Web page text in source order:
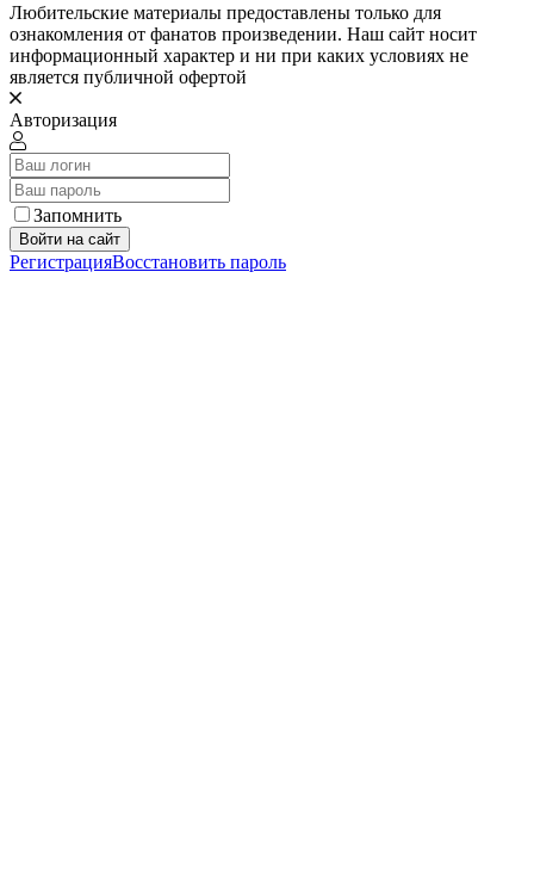
Любительские материалы предоставлены только для
ознакомления от фанатов произведении. Наш сайт носит
информационный характер и ни при каких условиях не
является публичной офертой
Авторизация
Запомнить
Войти на сайт
РегистрацияВосстановить пароль